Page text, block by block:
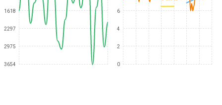
1618
2297
2975
3654
6
4
2
0